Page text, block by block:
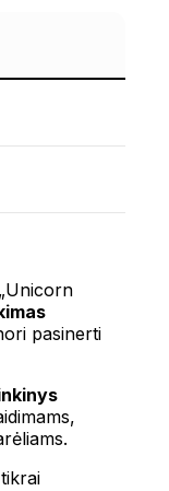
pasinerti